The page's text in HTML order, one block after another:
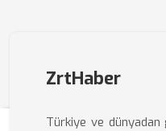
ZrtHaber
Türkiye ve dünyadan